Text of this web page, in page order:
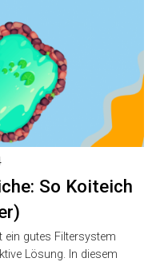
So Koiteich
gutes Filtersystem
Lösung. In diesem